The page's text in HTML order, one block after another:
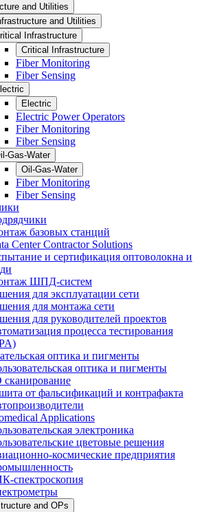
and Utilities
and Utilities
Infrastructure
Critical Infrastructure
Fiber Monitoring
Fiber Sensing
Electric
Electric Power Operators
Fiber Monitoring
Fiber Sensing
Gas-Water
Oil-Gas-Water
Fiber Monitoring
Fiber Sensing
базовых станций
Center Contractor Solutions
и сертификация оптоволокна и
ШПД-систем
для эксплуатации сети
для монтажа сети
для руководителей проектов
процесса тестирования
оптика и пигменты
оптика и пигменты
сканирование
от фальсификаций и контрафакта
Applications
электроника
цветовые решения
космические предприятия
спектроскопия
and OPs